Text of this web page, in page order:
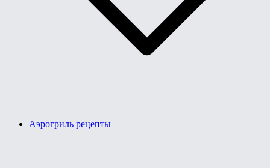
Аэрогриль рецепты